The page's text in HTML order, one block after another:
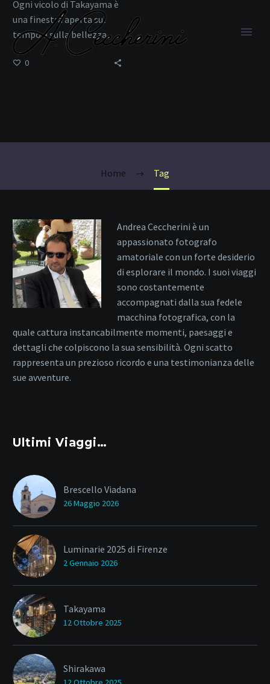
Home Tag
Ogni vicolo di Takayama è
una finestra aperta sul
tempo e sulla bellezza
0
Andrea Ceccherini è un
appassionato fotografo
amatoriale con un forte desiderio
di esplorare il mondo. I suoi viaggi
sono costantemente
accompagnati dalla sua fedele
macchina fotografica, con la
quale cattura instancabilmente momenti, paesaggi e
dettagli che colpiscono la sua sensibilità. Ogni scatto
rappresenta un prezioso ricordo e una testimonianza delle
sue avventure.
Ultimi Viaggi…
Brescello Viadana
26 Maggio 2026
Luminarie 2025 di Firenze
2 Gennaio 2026
Takayama
12 Ottobre 2025
Shirakawa